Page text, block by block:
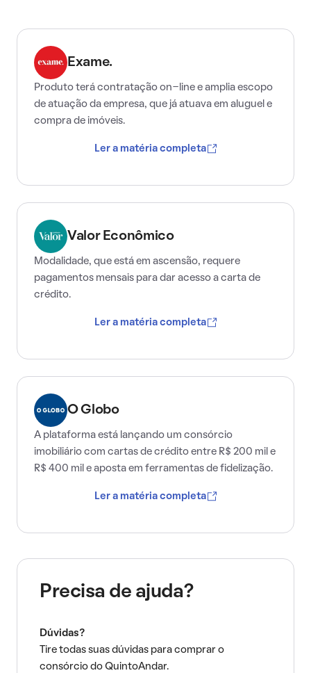
Exame.
Produto terá contratação on-line e amplia escopo
de atuação da empresa, que já atuava em aluguel e
compra de imóveis.
Ler a matéria completa
Valor Econômico
Modalidade, que está em ascensão, requere
pagamentos mensais para dar acesso a carta de
crédito.
Ler a matéria completa
O Globo
A plataforma está lançando um consórcio
imobiliário com cartas de crédito entre R$ 200 mil e
R$ 400 mil e aposta em ferramentas de fidelização.
Ler a matéria completa
Precisa de ajuda?
Dúvidas?
Tire todas suas dúvidas para comprar o
consórcio do QuintoAndar.